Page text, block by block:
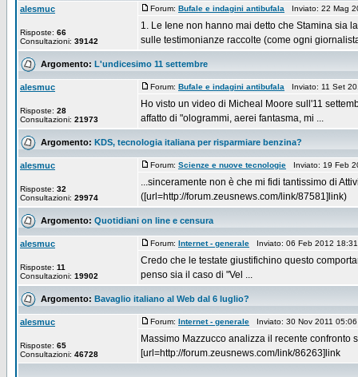
alesmuc
Risposte: 66
Consultazioni: 39142
Forum: Bufale e indagini antibufala Inviato: 22 Mag
1. Le Iene non hanno mai detto che Stamina sia
sulle testimonianze raccolte (come ogni
Argomento: L'undicesimo 11 settembre
alesmuc
Risposte: 28
Consultazioni: 21973
Forum: Bufale e indagini antibufala Inviato: 11 Set
Ho visto un video di Micheal Moore sull'11
affatto di "ologrammi, aerei fantasma, mi ...
Argomento: KDS, tecnologia italiana per risparmiare benzina?
alesmuc
Risposte: 32
Consultazioni: 29974
Forum: Scienze e nuove tecnologie Inviato: 19 Feb
...sinceramente non è che mi fidi tantissimo di
([url=http://forum.zeusnews.com/link/87581]link)
Argomento: Quotidiani on line e censura
alesmuc
Risposte: 11
Consultazioni: 19902
Forum: Internet - generale Inviato: 06 Feb 2012
Credo che le testate giustifichino questo
penso sia il caso di "Vel ...
Argomento: Bavaglio italiano al Web dal 6 luglio?
alesmuc
Risposte: 65
Consultazioni: 46728
Forum: Internet - generale Inviato: 30 Nov 2011
Massimo Mazzucco analizza il recente confronto
[url=http://forum.zeusnews.com/link/86263]link